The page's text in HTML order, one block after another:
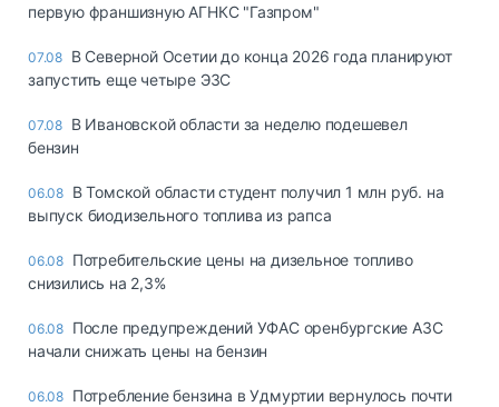
первую франшизную АГНКС "Газпром"
07.08 В Северной Осетии до конца 2026 года планируют
запустить еще четыре ЭЗС
07.08 В Ивановской области за неделю подешевел
бензин
06.08 В Томской области студент получил 1 млн руб. на
выпуск биодизельного топлива из рапса
06.08 Потребительские цены на дизельное топливо
снизились на 2,3%
06.08 После предупреждений УФАС оренбургские АЗС
начали снижать цены на бензин
06.08 Потребление бензина в Удмуртии вернулось почти